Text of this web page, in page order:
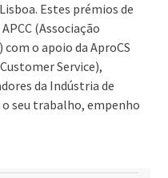
Estes prémios de
(Associação
o apoio da AproCS
Service),
da Indústria de
seu trabalho, empenho